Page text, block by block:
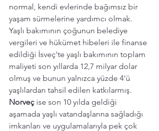
normal, kendi evlerinde bağımsız bir
yaşam sürmelerine yardımcı olmak.
Yaşlı bakımının çoğunun belediye
vergileri ve hükümet hibeleri ile finanse
edildiği İsveç'te yaşlı bakımının toplam
maliyeti son yıllarda 12,7 milyar dolar
olmuş ve bunun yalnızca yüzde 4'ü
yaşlılardan tahsil edilen katkılarmış.
Norveç ise son 10 yılda geldiği
aşamada yaşlı vatandaşlarına sağladığı
imkanları ve uygulamalarıyla pek çok